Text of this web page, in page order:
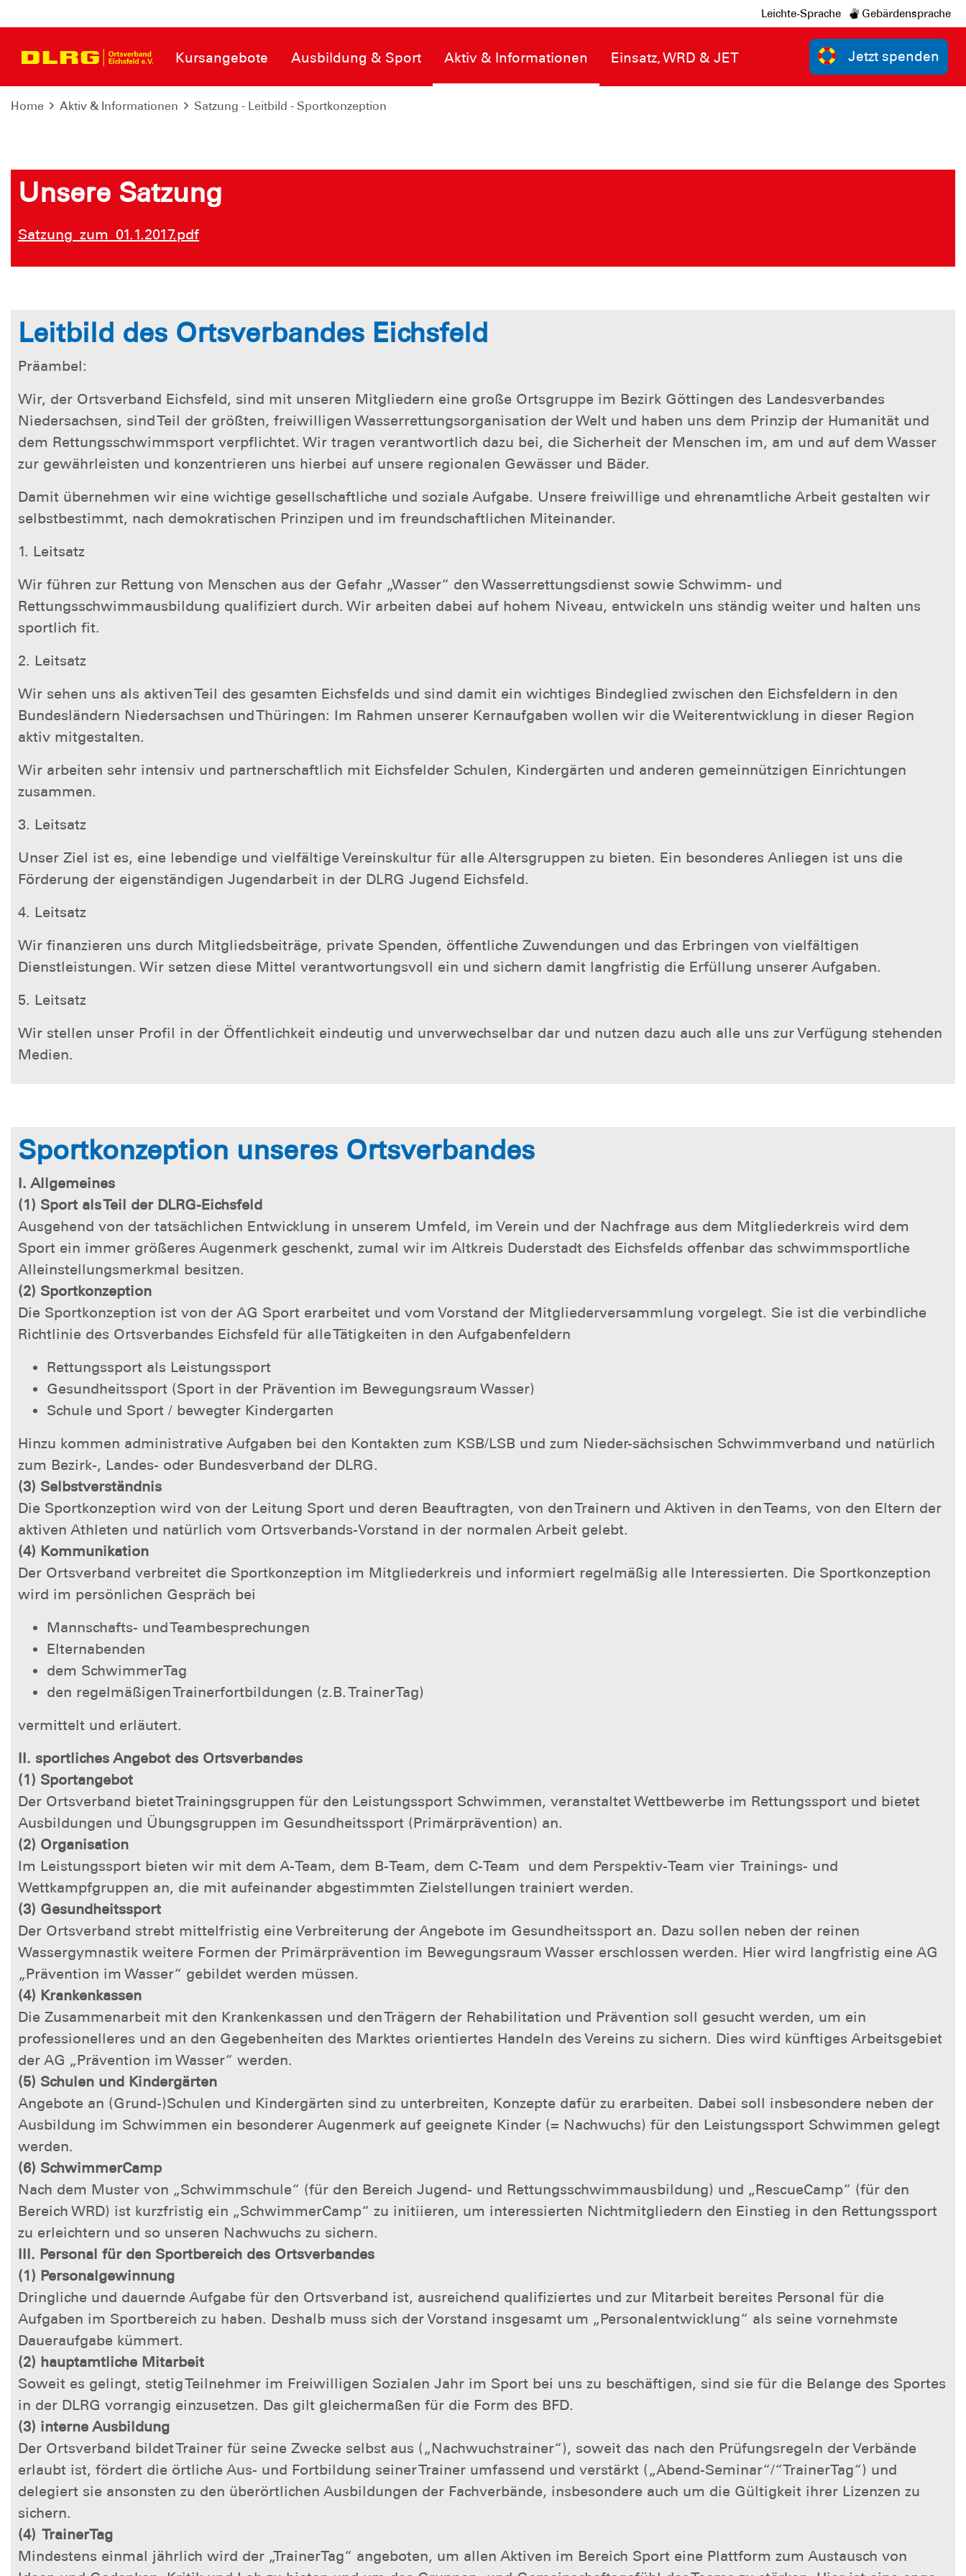
Leichte-Sprache Gebärdensprache
Kursangebote Ausbildung & Sport Aktiv & Informationen Einsatz, WRD & JET Jetzt spenden
Home Aktiv & Informationen Satzung - Leitbild - Sportkonzeption
Unsere Satzung
Satzung_zum_01.1.2017.pdf
Leitbild des Ortsverbandes Eichsfeld
Präambel:
Wir, der Ortsverband Eichsfeld, sind mit unseren Mitgliedern eine große Ortsgruppe im Bezirk Göttingen des Landesverbandes
Niedersachsen, sind Teil der größten, freiwilligen Wasserrettungsorganisation der Welt und haben uns dem Prinzip der Humanität und
dem Rettungsschwimmsport verpflichtet. Wir tragen verantwortlich dazu bei, die Sicherheit der Menschen im, am und auf dem Wasser
zur gewährleisten und konzentrieren uns hierbei auf unsere regionalen Gewässer und Bäder.
Damit übernehmen wir eine wichtige gesellschaftliche und soziale Aufgabe. Unsere freiwillige und ehrenamtliche Arbeit gestalten wir
selbstbestimmt, nach demokratischen Prinzipen und im freundschaftlichen Miteinander.
1. Leitsatz
Wir führen zur Rettung von Menschen aus der Gefahr „Wasser“ den Wasserrettungsdienst sowie Schwimm- und
Rettungsschwimmausbildung qualifiziert durch. Wir arbeiten dabei auf hohem Niveau, entwickeln uns ständig weiter und halten uns
sportlich fit.
2. Leitsatz
Wir sehen uns als aktiven Teil des gesamten Eichsfelds und sind damit ein wichtiges Bindeglied zwischen den Eichsfeldern in den
Bundesländern Niedersachsen und Thüringen: Im Rahmen unserer Kernaufgaben wollen wir die Weiterentwicklung in dieser Region
aktiv mitgestalten.
Wir arbeiten sehr intensiv und partnerschaftlich mit Eichsfelder Schulen, Kindergärten und anderen gemeinnützigen Einrichtungen
zusammen.
3. Leitsatz
Unser Ziel ist es, eine lebendige und vielfältige Vereinskultur für alle Altersgruppen zu bieten. Ein besonderes Anliegen ist uns die
Förderung der eigenständigen Jugendarbeit in der DLRG Jugend Eichsfeld.
4. Leitsatz
Wir finanzieren uns durch Mitgliedsbeiträge, private Spenden, öffentliche Zuwendungen und das Erbringen von vielfältigen
Dienstleistungen. Wir setzen diese Mittel verantwortungsvoll ein und sichern damit langfristig die Erfüllung unserer Aufgaben.
5. Leitsatz
Wir stellen unser Profil in der Öffentlichkeit eindeutig und unverwechselbar dar und nutzen dazu auch alle uns zur Verfügung stehenden
Medien.
Sportkonzeption unseres Ortsverbandes
I. Allgemeines
(1) Sport als Teil der DLRG-Eichsfeld
Ausgehend von der tatsächlichen Entwicklung in unserem Umfeld, im Verein und der Nachfrage aus dem Mitgliederkreis wird dem
Sport ein immer größeres Augenmerk geschenkt, zumal wir im Altkreis Duderstadt des Eichsfelds offenbar das schwimmsportliche
Alleinstellungsmerkmal besitzen.
(2) Sportkonzeption
Die Sportkonzeption ist von der AG Sport erarbeitet und vom Vorstand der Mitgliederversammlung vorgelegt. Sie ist die verbindliche
Richtlinie des Ortsverbandes Eichsfeld für alle Tätigkeiten in den Aufgabenfeldern
Rettungssport als Leistungssport
Gesundheitssport (Sport in der Prävention im Bewegungsraum Wasser)
Schule und Sport / bewegter Kindergarten
Hinzu kommen administrative Aufgaben bei den Kontakten zum KSB/LSB und zum Nieder-sächsischen Schwimmverband und natürlich
zum Bezirk-, Landes- oder Bundesverband der DLRG.
(3) Selbstverständnis
Die Sportkonzeption wird von der Leitung Sport und deren Beauftragten, von den Trainern und Aktiven in den Teams, von den Eltern der
aktiven Athleten und natürlich vom Ortsverbands-Vorstand in der normalen Arbeit gelebt.
(4) Kommunikation
Der Ortsverband verbreitet die Sportkonzeption im Mitgliederkreis und informiert regelmäßig alle Interessierten. Die Sportkonzeption
wird im persönlichen Gespräch bei
Mannschafts- und Teambesprechungen
Elternabenden
dem SchwimmerTag
den regelmäßigen Trainerfortbildungen (z.B. TrainerTag)
vermittelt und erläutert.
II. sportliches Angebot des Ortsverbandes
(1) Sportangebot
Der Ortsverband bietet Trainingsgruppen für den Leistungssport Schwimmen, veranstaltet Wettbewerbe im Rettungssport und bietet
Ausbildungen und Übungsgruppen im Gesundheitssport (Primärprävention) an.
(2) Organisation
Im Leistungssport bieten wir mit dem A-Team, dem B-Team, dem C-Team und dem Perspektiv-Team vier Trainings- und
Wettkampfgruppen an, die mit aufeinander abgestimmten Zielstellungen trainiert werden.
(3) Gesundheitssport
Der Ortsverband strebt mittelfristig eine Verbreiterung der Angebote im Gesundheitssport an. Dazu sollen neben der reinen
Wassergymnastik weitere Formen der Primärprävention im Bewegungsraum Wasser erschlossen werden. Hier wird langfristig eine AG
„Prävention im Wasser“ gebildet werden müssen.
(4) Krankenkassen
Die Zusammenarbeit mit den Krankenkassen und den Trägern der Rehabilitation und Prävention soll gesucht werden, um ein
professionelleres und an den Gegebenheiten des Marktes orientiertes Handeln des Vereins zu sichern. Dies wird künftiges Arbeitsgebiet
der AG „Prävention im Wasser“ werden.
(5) Schulen und Kindergärten
Angebote an (Grund-)Schulen und Kindergärten sind zu unterbreiten, Konzepte dafür zu erarbeiten. Dabei soll insbesondere neben der
Ausbildung im Schwimmen ein besonderer Augenmerk auf geeignete Kinder (= Nachwuchs) für den Leistungssport Schwimmen gelegt
werden.
(6) SchwimmerCamp
Nach dem Muster von „Schwimmschule“ (für den Bereich Jugend- und Rettungsschwimmausbildung) und „RescueCamp“ (für den
Bereich WRD) ist kurzfristig ein „SchwimmerCamp“ zu initiieren, um interessierten Nichtmitgliedern den Einstieg in den Rettungssport
zu erleichtern und so unseren Nachwuchs zu sichern.
III. Personal für den Sportbereich des Ortsverbandes
(1) Personalgewinnung
Dringliche und dauernde Aufgabe für den Ortsverband ist, ausreichend qualifiziertes und zur Mitarbeit bereites Personal für die
Aufgaben im Sportbereich zu haben. Deshalb muss sich der Vorstand insgesamt um „Personalentwicklung“ als seine vornehmste
Daueraufgabe kümmert.
(2) hauptamtliche Mitarbeit
Soweit es gelingt, stetig Teilnehmer im Freiwilligen Sozialen Jahr im Sport bei uns zu beschäftigen, sind sie für die Belange des Sportes
in der DLRG vorrangig einzusetzen. Das gilt gleichermaßen für die Form des BFD.
(3) interne Ausbildung
Der Ortsverband bildet Trainer für seine Zwecke selbst aus („Nachwuchstrainer“), soweit das nach den Prüfungsregeln der Verbände
erlaubt ist, fördert die örtliche Aus- und Fortbildung seiner Trainer umfassend und verstärkt („Abend-Seminar“/“TrainerTag“) und
delegiert sie ansonsten zu den überörtlichen Ausbildungen der Fachverbände, insbesondere auch um die Gültigkeit ihrer Lizenzen zu
sichern.
(4) TrainerTag
Mindestens einmal jährlich wird der „TrainerTag“ angeboten, um allen Aktiven im Bereich Sport eine Plattform zum Austausch von